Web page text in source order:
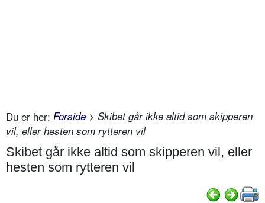
Du er her: Forside > Skibet går ikke altid som skipperen
vil, eller hesten som rytteren vil
Skibet går ikke altid som skipperen vil, eller
hesten som rytteren vil